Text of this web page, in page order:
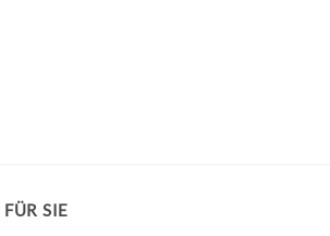
SIE